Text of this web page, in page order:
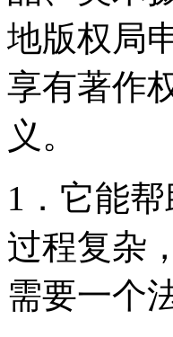
地版权局
享有著作
义。
1．它能
过程复杂
需要一个